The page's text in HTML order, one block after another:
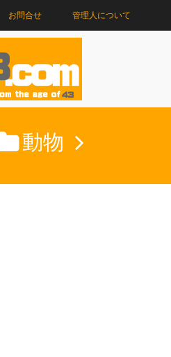
お問合せ 管理人について
動物